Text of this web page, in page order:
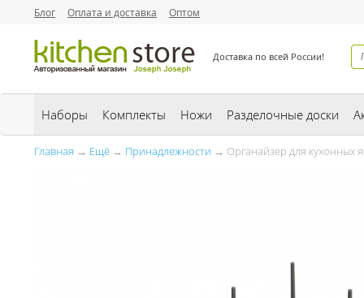
Блог Оплата и доставка Оптом
Доставка по всей России!
Наборы Комплекты Ножи Разделочные доски
Главная → Ещё → Принадлежности → Органайзер для кухонных